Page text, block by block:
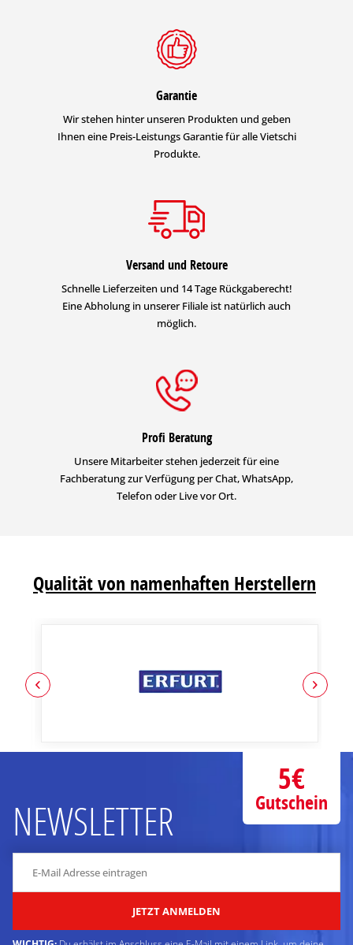
Garantie
Wir stehen hinter unseren Produkten und geben
Ihnen eine Preis-Leistungs Garantie für alle Vietschi
Produkte.
Versand und Retoure
Schnelle Lieferzeiten und 14 Tage Rückgaberecht!
Eine Abholung in unserer Filiale ist natürlich auch
möglich.
Profi Beratung
Unsere Mitarbeiter stehen jederzeit für eine
Fachberatung zur Verfügung per Chat, WhatsApp,
Telefon oder Live vor Ort.
Qualität von namenhaften Herstellern
NEWSLETTER
JETZT ANMELDEN
5€
Gutschein